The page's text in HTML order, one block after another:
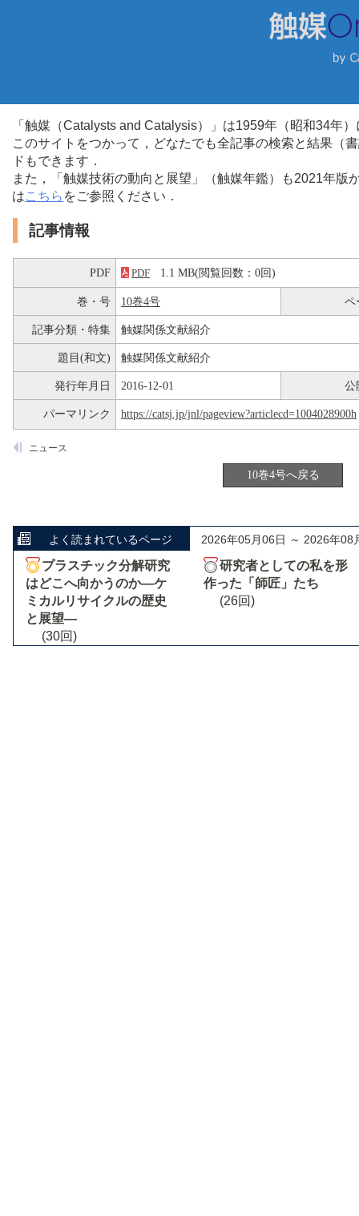
「触媒（Catalysts and Catalysis）」は1959年（昭和34年
このサイトをつかって，どなたでも全記事の検索と結果（
ドもできます．
また，「触媒技術の動向と展望」（触媒年鑑）も2021年
はこちら をご参照ください．
記事情報
PDF PDF 1.1 MB(閲覧回数：0回)
巻・号 10巻4号 ペ
記事分類・特集 触媒関係文献紹介
題目(和文) 触媒関係文献紹介
発行年月日 2016-12-01 公
パーマリンク https://catsj.jp/jnl/pageview?articlecd=1004028900h
ニュース
10巻4号へ戻る
よく読まれているページ 2026年05月06日 ～ 2026年08
プラスチック分解研究
はどこへ向かうのか―ケ
ミカルリサイクルの歴史
と展望―
(30回)
研究者としての私を形
作った「師匠」たち
(26回)